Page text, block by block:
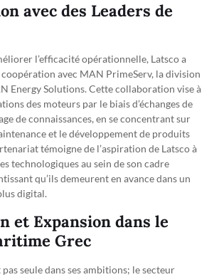
avec des Leaders de
l’efficacité opérationnelle, Latsco a
avec MAN PrimeServ, la division
Energy Solutions. Cette collaboration vise à
des moteurs par le biais d’échanges de
de connaissances, en se concentrant sur
et le développement de produits
témoigne de l’aspiration de Latsco à
technologiques au sein de son cadre
qu’ils demeurent en avance dans un
digital.
et Expansion dans le
Grec
pas seule dans ses ambitions; le secteur